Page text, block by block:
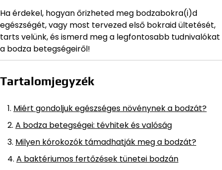
Ha érdekel, hogyan őrizheted meg bodzabokra(i)d
egészségét, vagy most tervezed első bokraid ültetését,
tarts velünk, és ismerd meg a legfontosabb tudnivalókat
a bodza betegségeiről!
Tartalomjegyzék
Miért gondoljuk egészséges növénynek a bodzát?
A bodza betegségei: tévhitek és valóság
Milyen kórokozók támadhatják meg a bodzát?
A baktériumos fertőzések tünetei bodzán